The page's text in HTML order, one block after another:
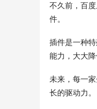
不久前，百
件。
插件是一种
能力，大大降
未来，每一
长的驱动力。